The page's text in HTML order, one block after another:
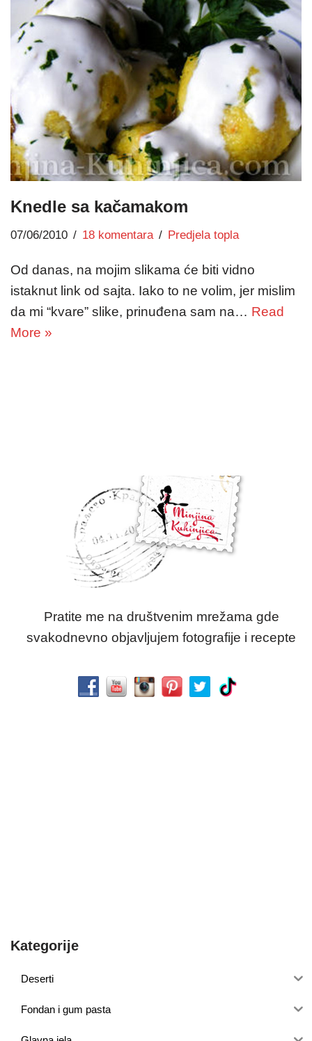
Knedle sa kačamakom
07/06/2010 18 komentara Predjela topla
Od danas, na mojim slikama će biti vidno
istaknut link od sajta. Iako to ne volim, jer mislim
da mi “kvare” slike, prinuđena sam na… Read
More »
Pratite me na društvenim mrežama gde
svakodnevno objavljujem fotografije i recepte
Kategorije
Deserti
Fondan i gum pasta